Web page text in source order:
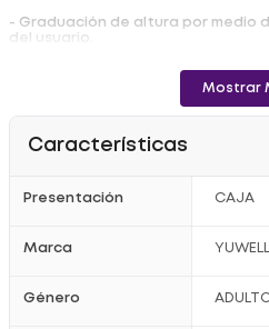
- Graduación de altura por medio
del usuario.
- Incluye tapa y asiento sanitario,
Mostrar
Características
Presentación CAJA
Marca YUWELL
Género